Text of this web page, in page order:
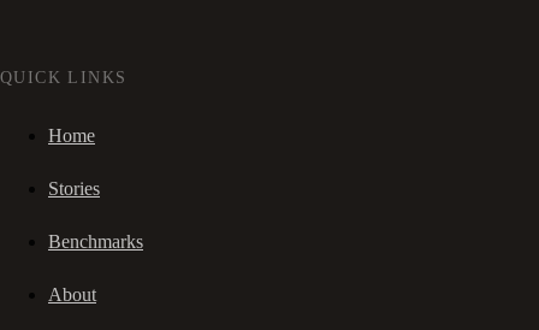
QUICK LINKS
Home
Stories
Benchmarks
About